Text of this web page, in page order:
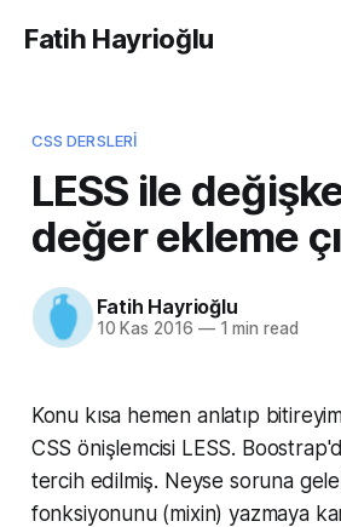
Fatih Hayrioğlu
CSS DERSLERI
LESS ile
değer ekleme
Fatih Hayrioğlu
10 Kas 2016 —1 min read
Konu kısa hemen anlatıp
CSS önişlemcisi LESS.
tercih edilmiş. Neyse soruna
fonksiyonunu (mixin) yazmaya